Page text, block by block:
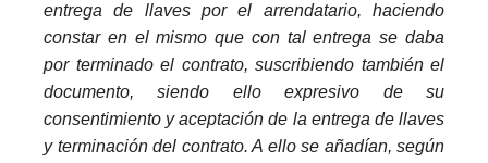
entrega de llaves por el arrendatario, haciendo
constar en el mismo que con tal entrega se daba
por terminado el contrato, suscribiendo también el
documento, siendo ello expresivo de su
consentimiento y aceptación de la entrega de llaves
y terminación del contrato. A ello se añadían, según